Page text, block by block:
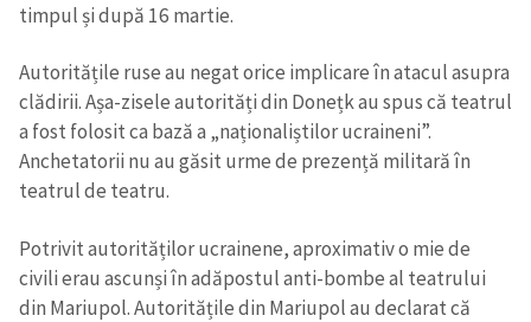
SUSȚINE
timpul și după 16 martie.
Autoritățile ruse au negat orice implicare în atacul asupra
clădirii. Așa-zisele autorități din Donețk au spus că teatrul
a fost folosit ca bază a „naționaliștilor ucraineni”.
Anchetatorii nu au găsit urme de prezență militară în
teatrul de teatru.
Potrivit autorităților ucrainene, aproximativ o mie de
civili erau ascunși în adăpostul anti-bombe al teatrului
din Mariupol. Autoritățile din Mariupol au declarat că